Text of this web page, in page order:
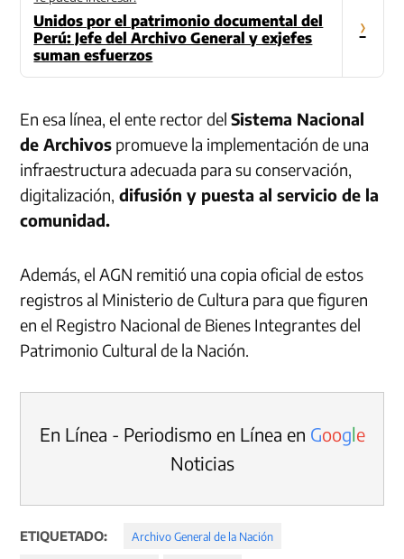
Unidos por el patrimonio documental del
Perú: Jefe del Archivo General y exjefes
suman esfuerzos
›
En esa línea, el ente rector delSistema Nacional
de Archivos promueve la implementación de una
infraestructura adecuada para su conservación,
digitalización, difusión y puesta al servicio de la
comunidad.
Además, el AGN remitió una copia oficial de estos
registros al Ministerio de Cultura para que figuren
en el Registro Nacional de Bienes Integrantes del
Patrimonio Cultural de la Nación.
En Línea - Periodismo en Línea en Google
Noticias
ETIQUETADO: Archivo General de la Nación